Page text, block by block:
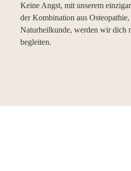
Keine Angst, mit unserem
der Kombination aus
Naturheilkunde, werden wir dich
begleiten.